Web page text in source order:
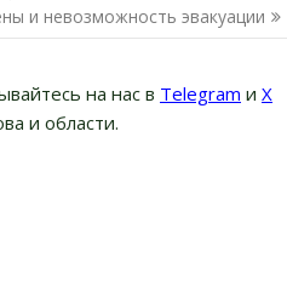
и невозможность эвакуации
на нас в Telegram и Х
и области.